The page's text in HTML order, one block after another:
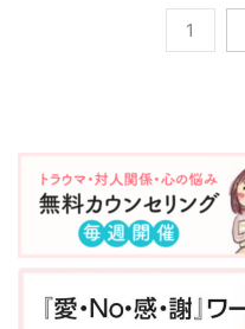
る子どもが増えていま
す。当日は 急遽 参加
感じまし ...
子育てママ講座 開催レ
ポート 9月27日、”キャ
みんなの森 ぎふメディ
アコスモスにて開催しま
した！1名の方がご参加
くださいました。 ９月は
「防災について考える
月」。万が一の時に、お
1